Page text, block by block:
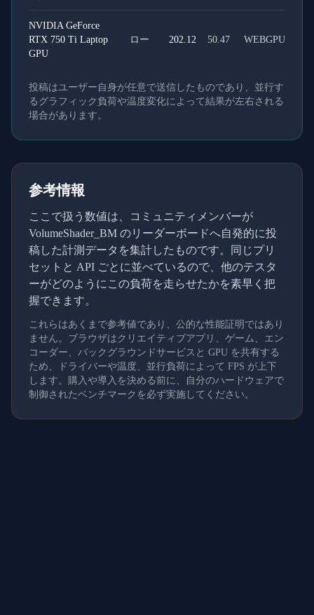
NVIDIA GeForce
RTX 750 Ti Laptop
GPU
ロー 202.12 50.47 WEBGPU
投稿はユーザー自身が任意で送信したものであり、並行す
るグラフィック負荷や温度変化によって結果が左右される
場合があります。
参考情報
ここで扱う数値は、コミュニティメンバーが
VolumeShader_BM のリーダーボードへ自発的に投
稿した計測データを集計したものです。同じプリ
セットと API ごとに並べているので、他のテスタ
ーがどのようにこの負荷を走らせたかを素早く把
握できます。
これらはあくまで参考値であり、公的な性能証明ではあり
ません。ブラウザはクリエイティブアプリ、ゲーム、エン
コーダー、バックグラウンドサービスと GPU を共有する
ため、ドライバーや温度、並行負荷によって FPS が上下
します。購入や導入を決める前に、自分のハードウェアで
制御されたベンチマークを必ず実施してください。